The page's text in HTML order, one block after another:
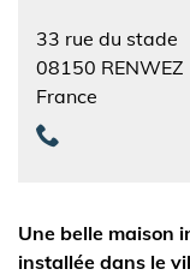
33 rue du stade
08150 RENWEZ
France
Une belle maison
installée dans le